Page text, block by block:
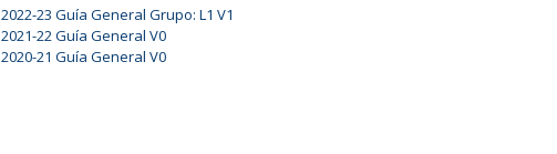
2022-23 Guía General Grupo: L1 V1
2021-22 Guía General V0
2020-21 Guía General V0